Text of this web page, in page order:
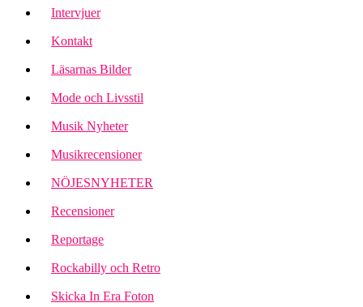
Intervjuer
Kontakt
Läsarnas Bilder
Mode och Livsstil
Musik Nyheter
Musikrecensioner
NÖJESNYHETER
Recensioner
Reportage
Rockabilly och Retro
Skicka In Era Foton